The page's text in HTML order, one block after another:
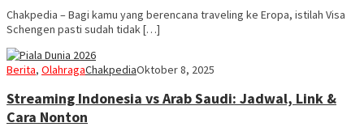
Chakpedia – Bagi kamu yang berencana traveling ke Eropa, istilah Visa
Schengen pasti sudah tidak […]
Berita, OlahragaChakpediaOktober 8, 2025
Streaming Indonesia vs Arab Saudi: Jadwal, Link &
Cara Nonton